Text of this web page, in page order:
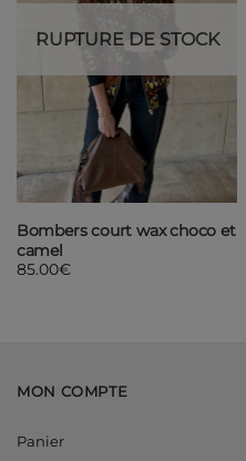
RUPTURE DE STOCK
Bombers court wax choco et
camel
85.00€
MON COMPTE
Panier